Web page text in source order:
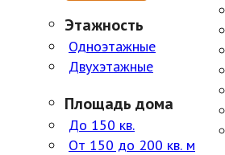
Этажность
Одноэтажные
Двухэтажные
Площадь дома
До 150 кв.
От 150 до 200 кв. м